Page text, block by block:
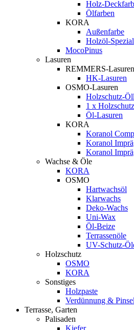
Holz-
Ölfarben
KORA
Außenfarbe
Holzöl-Spezial
MocoPinus
Lasuren
REMMERS-Lasuren
HK-Lasuren
OSMO-Lasuren
Holzschutz-
1 x
Öl-Lasuren
KORA
Koranol
Koranol
Koranol
Wachse & Öle
KORA
OSMO
Hartwachsöl
Klarwachs
Deko-Wachs
Uni-Wax
Öl-Beize
Terrassenöle
UV-Schutz-
Holzschutz
OSMO
KORA
Sonstiges
Holzpaste
Verdünnung &
Terrasse, Garten
Palisaden
Kiefer